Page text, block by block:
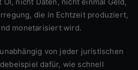
die in Echtzeit produziert,
monetarisiert wird.
dafür, wie schnell